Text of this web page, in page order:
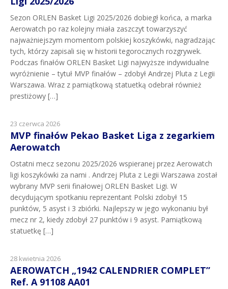
Sezon ORLEN Basket Ligi 2025/2026 dobiegł końca, a marka
Aerowatch po raz kolejny miała zaszczyt towarzyszyć
najważniejszym momentom polskiej koszykówki, nagradzając
tych, którzy zapisali się w historii tegorocznych rozgrywek.
Podczas finałów ORLEN Basket Ligi najwyższe indywidualne
wyróżnienie – tytuł MVP finałów – zdobył Andrzej Pluta z Legii
Warszawa. Wraz z pamiątkową statuetką odebrał również
prestiżowy […]
23 czerwca 2026
MVP finałów Pekao Basket Liga z zegarkiem
Aerowatch
Ostatni mecz sezonu 2025/2026 wspieranej przez Aerowatch
ligi koszykówki za nami . Andrzej Pluta z Legii Warszawa został
wybrany MVP serii finałowej ORLEN Basket Ligi. W
decydującym spotkaniu reprezentant Polski zdobył 15
punktów, 5 asyst i 3 zbiórki. Najlepszy w jego wykonaniu był
mecz nr 2, kiedy zdobył 27 punktów i 9 asyst. Pamiątkową
statuetkę […]
28 kwietnia 2026
AEROWATCH „1942 CALENDRIER COMPLET”
Ref. A 91108 AA01